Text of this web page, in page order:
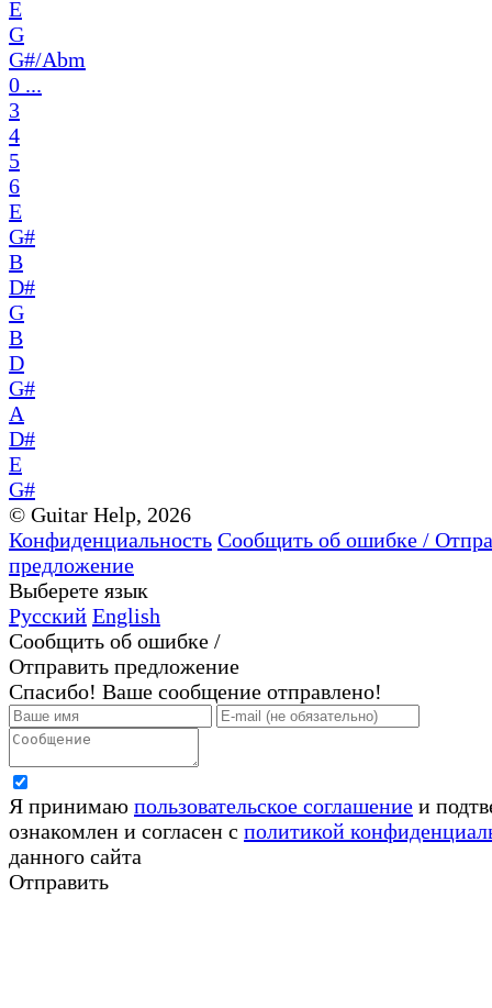
E
G
G#/Abm
0 ...
3
4
5
6
E
G#
B
D#
G
B
D
G#
A
D#
E
G#
© Guitar Help, 2026
Конфиденциальность Сообщить об ошибке /
предложение
Выберете язык
Русский English
Сообщить об ошибке /
Отправить предложение
Спасибо! Ваше сообщение отправлено!
Я принимаю пользовательское соглашение и
ознакомлен и согласен с политикой
данного сайта
Отправить